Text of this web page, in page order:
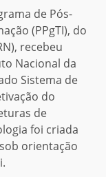
de Pós-
(PPgTI), do
recebeu
Nacional da
Sistema de
do
de
foi criada
orientação